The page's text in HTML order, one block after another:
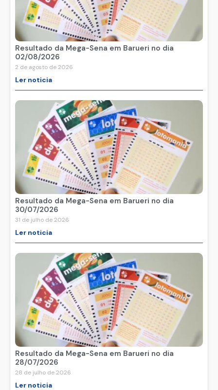
Resultado da Mega-Sena em Barueri no dia
02/08/2026
2 de agosto de 2026
Ler noticia
Resultado da Mega-Sena em Barueri no dia
30/07/2026
31 de julho de 2026
Ler noticia
Resultado da Mega-Sena em Barueri no dia
28/07/2026
28 de julho de 2026
Ler noticia